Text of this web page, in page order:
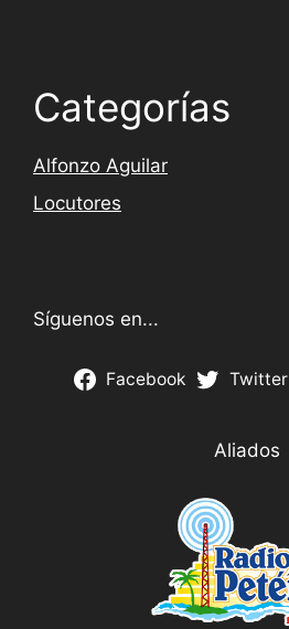
Categorías
Alfonzo Aguilar
Locutores
Síguenos en...
Facebook Twitter
Aliados